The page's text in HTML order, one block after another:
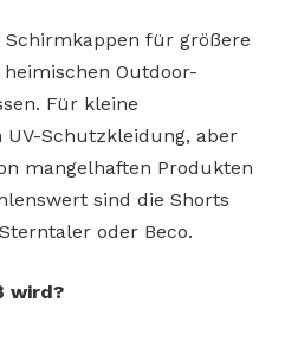
für größere
Outdoor-
Für kleine
UV-Schutzkleidung, aber
mangelhaften Produkten
sind die Shorts
oder Beco.
wird?